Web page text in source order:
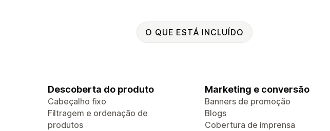
O QUE ESTÁ INCLUÍDO
Descoberta do produto
Cabeçalho fixo
Filtragem e ordenação de
produtos
Marketing e conversão
Banners de promoção
Blogs
Cobertura de imprensa